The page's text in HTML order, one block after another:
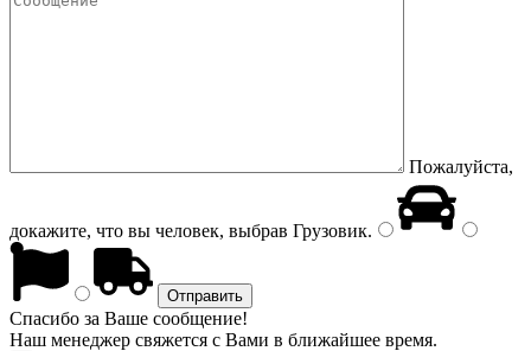
Пожалуйста,
докажите, что вы человек, выбрав Грузовик.
Спасибо за Ваше сообщение!
Наш менеджер свяжется с Вами в ближайшее время.